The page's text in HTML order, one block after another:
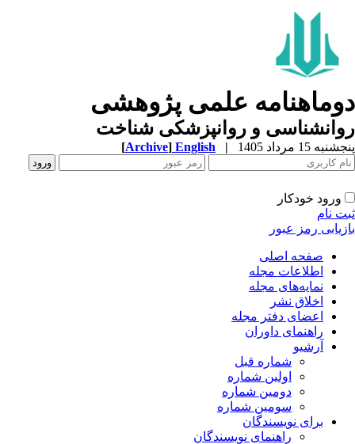
علمی پژوهشی
و روانپزشکی شناخت
15 مرداد 1405 |
English
[Archive]
ورود خودکار
نام
رمز عبور
صفحه اصلی
اطلاعات مجله
نمایه‌های مجله
اخلاق نشر
اعضای دفتر مجله
راهنمای داوران
آرشیو
شماره قبل
اولین شماره
دومین شماره
سومین شماره
برای نویسندگان
راهنمای نویسندگان